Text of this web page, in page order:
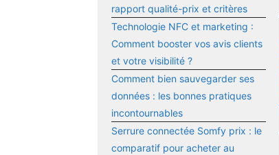
rapport qualité-prix et critères
Technologie NFC et marketing :
Comment booster vos avis clients
et votre visibilité ?
Comment bien sauvegarder ses
données : les bonnes pratiques
incontournables
Serrure connectée Somfy prix : le
comparatif pour acheter au